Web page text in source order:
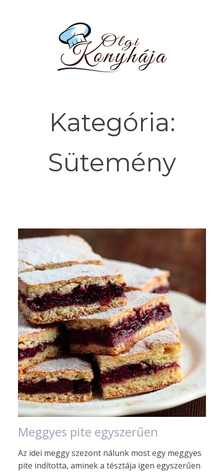
Kategória:
Sütemény
Meggyes pite egyszerűen
Az idei meggy szezont nálunk most egy meggyes
pite indította, aminek a tésztája igen egyszerűen